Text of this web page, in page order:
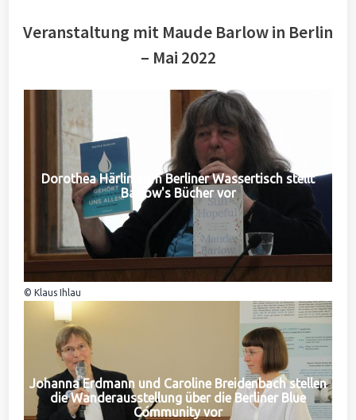
Veranstaltung mit Maude Barlow in Berlin
– Mai 2022
Dorothea Härlin vom Berliner Wassertisch stellt
Barlow's Bücher vor
© Klaus Ihlau
Johanna Erdmann und Caroline Breidenbach stellen
die Wanderausstellung über die Berliner Blue
Community vor